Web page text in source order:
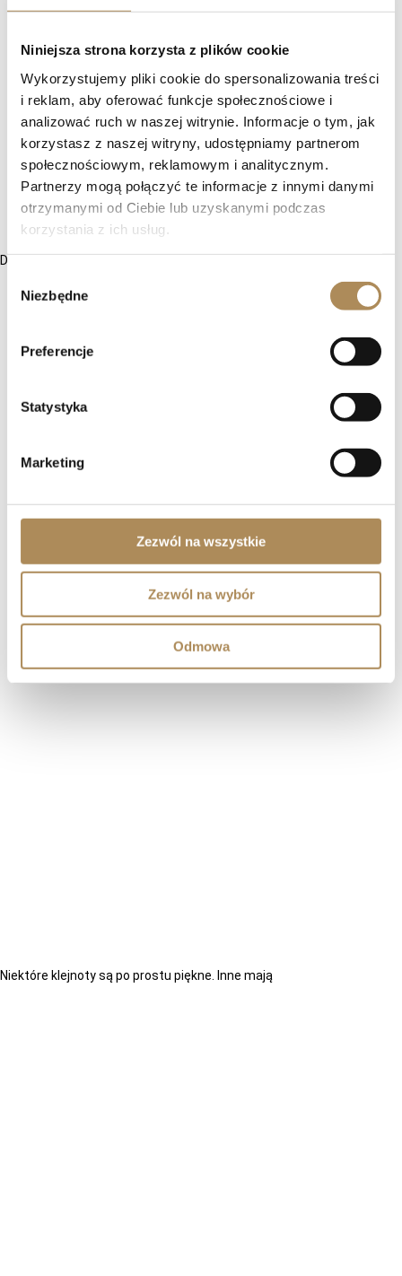
Niniejsza strona korzysta z plików cookie
Wykorzystujemy pliki cookie do spersonalizowania treści
i reklam, aby oferować funkcje społecznościowe i
analizować ruch w naszej witrynie. Informacje o tym, jak
korzystasz z naszej witryny, udostępniamy partnerom
społecznościowym, reklamowym i analitycznym.
Partnerzy mogą połączyć te informacje z innymi danymi
otrzymanymi od Ciebie lub uzyskanymi podczas
korzystania z ich usług.
zgody
Niezbędne
Preferencje
Statystyka
Marketing
Zezwól na wszystkie
Zezwól na wybór
Odmowa
Diamenty w dawnych szlifach to coś znacznie więcej
Niektóre klejnoty są po prostu piękne. Inne mają